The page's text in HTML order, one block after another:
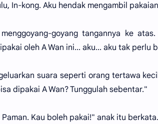
In-kong. Aku hendak mengambil
goyang tangannya ke
oleh A Wan ini... aku... aku tak perlu
suara seperti orang tertawa
dipakai A Wan? Tunggulah sebentar."
Kau boleh pakai!" anak itu berkata.